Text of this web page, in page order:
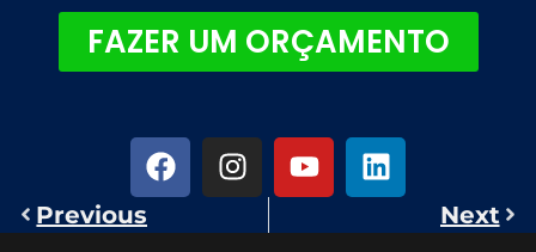
FAZER UM ORÇAMENTO
Previous Next